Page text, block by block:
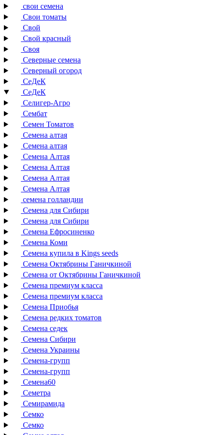
свои семена
Свои томаты
Свой
Свой красный
Своя
Северные семена
Северный огород
СеДеК
СеДеК
Селигер-Агро
Сембат
Семен Томатов
Семена алтая
Семена алтая
Семена Алтая
Семена Алтая
Семена Алтая
Семена Алтая
семена голландии
Семена для Сибири
Семена для Сибири
Семена Ефросиненко
Семена Коми
Семена купила в Kings seeds
Семена Октябрины Ганичкиной
Семена от Октябрины Ганичкиной
Семена премиум класса
Семена премиум класса
Семена Приобья
Семена редких томатов
Семена седек
Семена Сибири
Семена Украины
Семена-групп
Семена-групп
Семена60
Семетра
Семирамида
Семко
Семко